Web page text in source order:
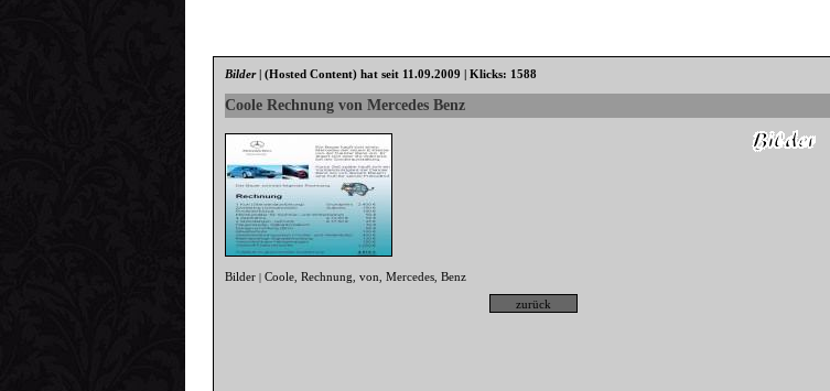
Bilder|(Hosted Content) hat seit 11.09.2009 | Klicks: 1588
Coole Rechnung von Mercedes Benz
Bilder |Coole ,Rechnung ,von ,Mercedes ,Benz